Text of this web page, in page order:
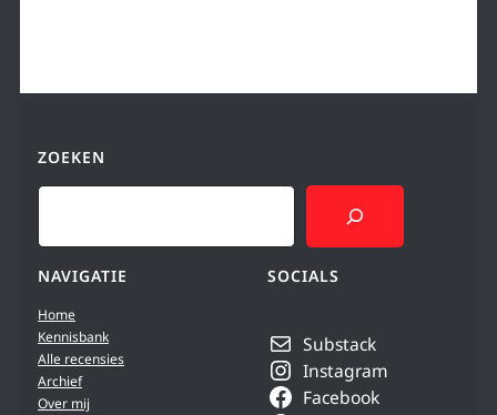
ZOEKEN
Search
NAVIGATIE
Home
Kennisbank
Alle recensies
Archief
Over mij
SOCIALS
Substack
Instagram
Facebook